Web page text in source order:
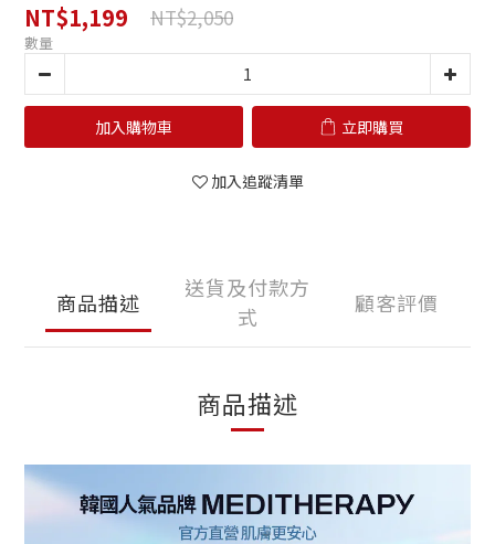
NT$1,199 NT$2,050
數量
加入購物車 立即購買
加入追蹤清單
商品描述
送貨及付款方
式
顧客評價
商品描述